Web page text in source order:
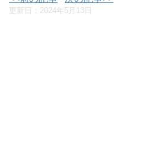
更新日： 2024年5月13日